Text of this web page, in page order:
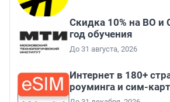
Скидка 10% на ВО и
год обучения
До 31 августа, 2026
Интернет в 180+
роуминга и сим-карт